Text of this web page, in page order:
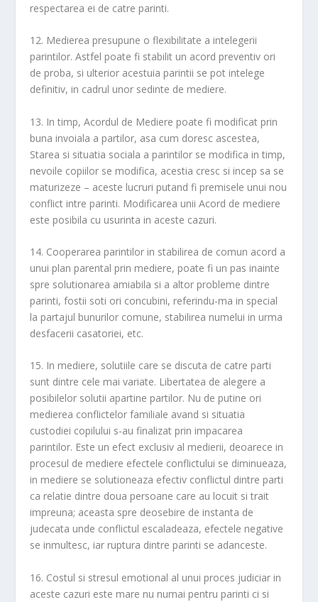
respectarea ei de catre parinti.
12. Medierea presupune o flexibilitate a intelegerii
parintilor. Astfel poate fi stabilit un acord preventiv ori
de proba, si ulterior acestuia parintii se pot intelege
definitiv, in cadrul unor sedinte de mediere.
13. In timp, Acordul de Mediere poate fi modificat prin
buna invoiala a partilor, asa cum doresc ascestea,
Starea si situatia sociala a parintilor se modifica in timp,
nevoile copiilor se modifica, acestia cresc si incep sa se
maturizeze – aceste lucruri putand fi premisele unui nou
conflict intre parinti. Modificarea unii Acord de mediere
este posibila cu usurinta in aceste cazuri.
14. Cooperarea parintilor in stabilirea de comun acord a
unui plan parental prin mediere, poate fi un pas inainte
spre solutionarea amiabila si a altor probleme dintre
parinti, fostii soti ori concubini, referindu-ma in special
la partajul bunurilor comune, stabilirea numelui in urma
desfacerii casatoriei, etc.
15. In mediere, solutiile care se discuta de catre parti
sunt dintre cele mai variate. Libertatea de alegere a
posibilelor solutii apartine partilor. Nu de putine ori
medierea conflictelor familiale avand si situatia
custodiei copilului s-au finalizat prin impacarea
parintilor. Este un efect exclusiv al medierii, deoarece in
procesul de mediere efectele conflictului se diminueaza,
in mediere se solutioneaza efectiv conflictul dintre parti
ca relatie dintre doua persoane care au locuit si trait
impreuna; aceasta spre deosebire de instanta de
judecata unde conflictul escaladeaza, efectele negative
se inmultesc, iar ruptura dintre parinti se adanceste.
16. Costul si stresul emotional al unui proces judiciar in
aceste cazuri este mare nu numai pentru parinti ci si